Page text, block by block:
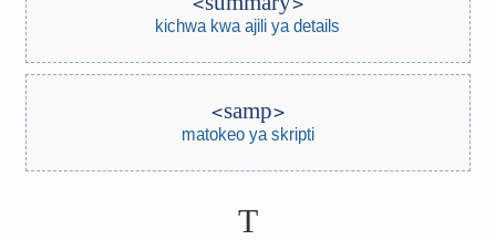
kichwa kwa ajili ya details
samp
matokeo ya skripti
T